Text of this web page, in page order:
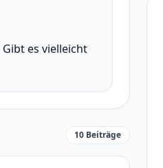
es vielleicht
10 Beiträge